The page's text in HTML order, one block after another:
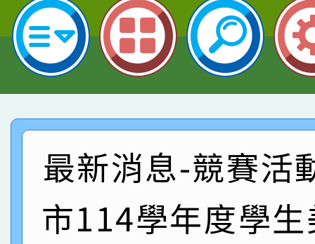
名 指導老師王老師、
園市英語競賽國小朗讀
指導老師林老師
賀！本校參加桃園市中
賽 劉文瑛教師榮獲教
臺灣台語-第二名
賀！本校參與2026世
市賽榮獲科學小創客佳
創客第三名。
賀！本校參加桃園市中
賽 洪綺君教師榮獲社
名
賀！本校阿巴斯O蜜、
倩參加桃園市科展 國
名 指導老師王老師、
賀！本校四年二班張O
園市英語競賽國小朗讀
賀！本校參加桃園市中
最新消息-競賽活
市114學年度學